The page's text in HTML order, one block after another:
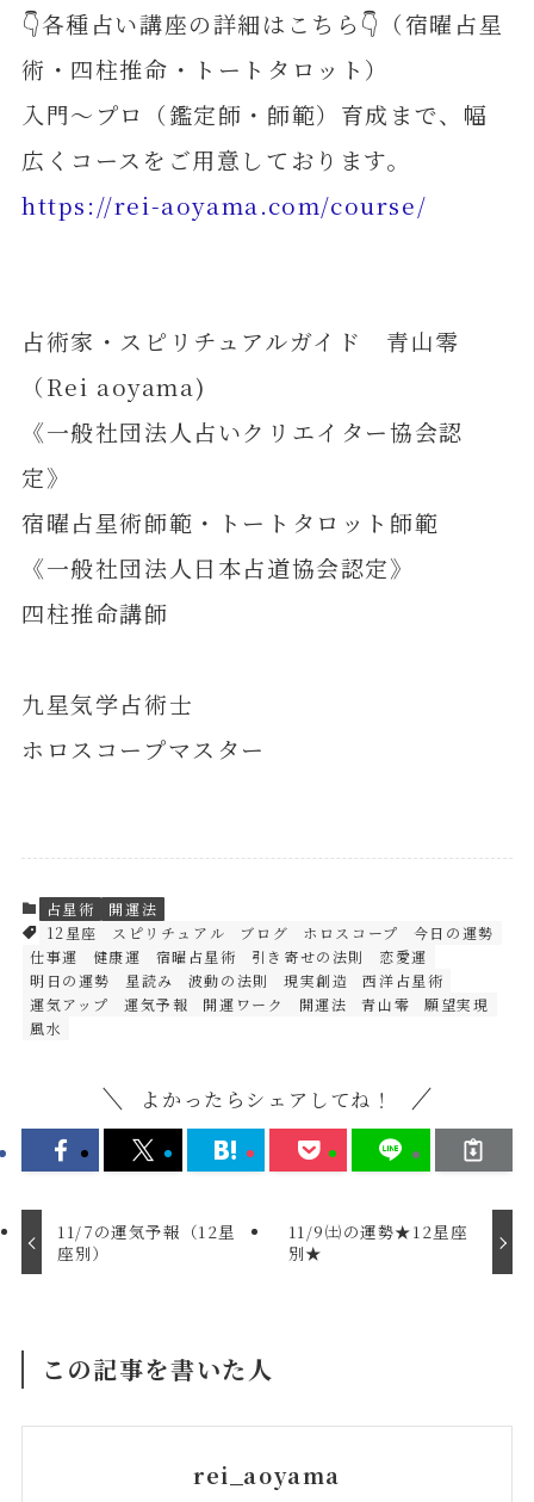
👇各種占い講座の詳細はこちら👇（宿曜占星
術・四柱推命・トートタロット）
入門～プロ（鑑定師・師範）育成まで、幅
広くコースをご用意しております。
https://rei-aoyama.com/course/
占術家・スピリチュアルガイド 青山零
（Rei aoyama)
《一般社団法人占いクリエイター協会認
定》
宿曜占星術師範・トートタロット師範
《一般社団法人日本占道協会認定》
四柱推命講師
九星気学占術士
ホロスコープマスター
占星術
開運法
12星座
スピリチュアル ブログ ホロスコープ
今日の運勢
仕事運
健康運 宿曜占星術 引き寄せの法則
恋愛運
明日の運勢
星読み 波動の法則 現実創造
西洋占星術
運気アップ
運気予報 開運ワーク 開運法 青山零
願望実現
風水
よかったらシェアしてね！
11/7の運気予報（12星
座別）
11/9㈯の運勢★12星座
別★
この記事を書いた人
rei_aoyama